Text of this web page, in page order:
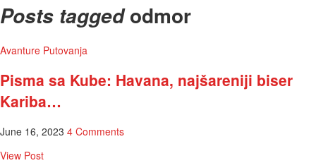
Posts tagged odmor
Avanture Putovanja
Pisma sa Kube: Havana, najšareniji biser
Kariba…
June 16, 2023 4 Comments
View Post